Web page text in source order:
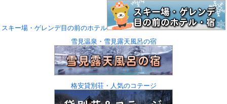
スキー場・ゲレンデ目の前のホテル
雪見温泉・雪見露天風呂の宿
格安貸別荘・人気のコテージ